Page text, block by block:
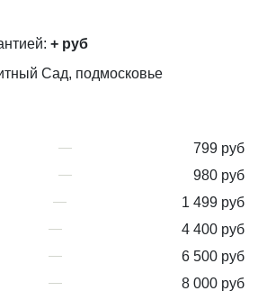
+ руб
Сад, подмосковье
799 руб
980 руб
1 499 руб
4 400 руб
6 500 руб
8 000 руб